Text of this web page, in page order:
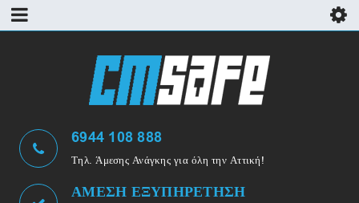
6944 108 888
Τηλ. Άμεσης Ανάγκης για όλη την Αττική!
ΑΜΕΣΗ ΕΞΥΠΗΡΕΤΗΣΗ